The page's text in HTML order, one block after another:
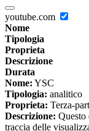
youtube.com
Nome
Tipologia
Proprieta
Descrizione
Durata
Nome: YSC
Tipologia: analitico
Proprieta: Terza-
Descrizione: Questo
traccia delle